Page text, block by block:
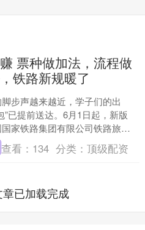
票种做加法，流程做
铁路新规暖了
步声越来越近，学子们的出
”已提前送达。6月1日起，新版
国家铁路集团有限公司铁路旅客
》正式实施。据报道，新版客
做出28处调整....
查看： 134 分类：顶级配资
已加载完成